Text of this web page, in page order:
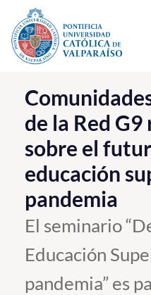
Click acá para ir directamente
La Universidad
Investigación, Creación
PUCV Internacional
Vinculación con el Medio
Admisión
Pregrado
Postgrado
de la Red
sobre el
educación
pandemia
El seminario
Educación
pandemia” es